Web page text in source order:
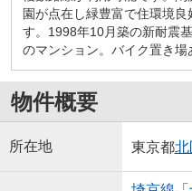
園が点在し緑豊富で住環境
す。1998年10月築の新耐震
のマンション。バイク置き場
物件概要
所在地 東京都北